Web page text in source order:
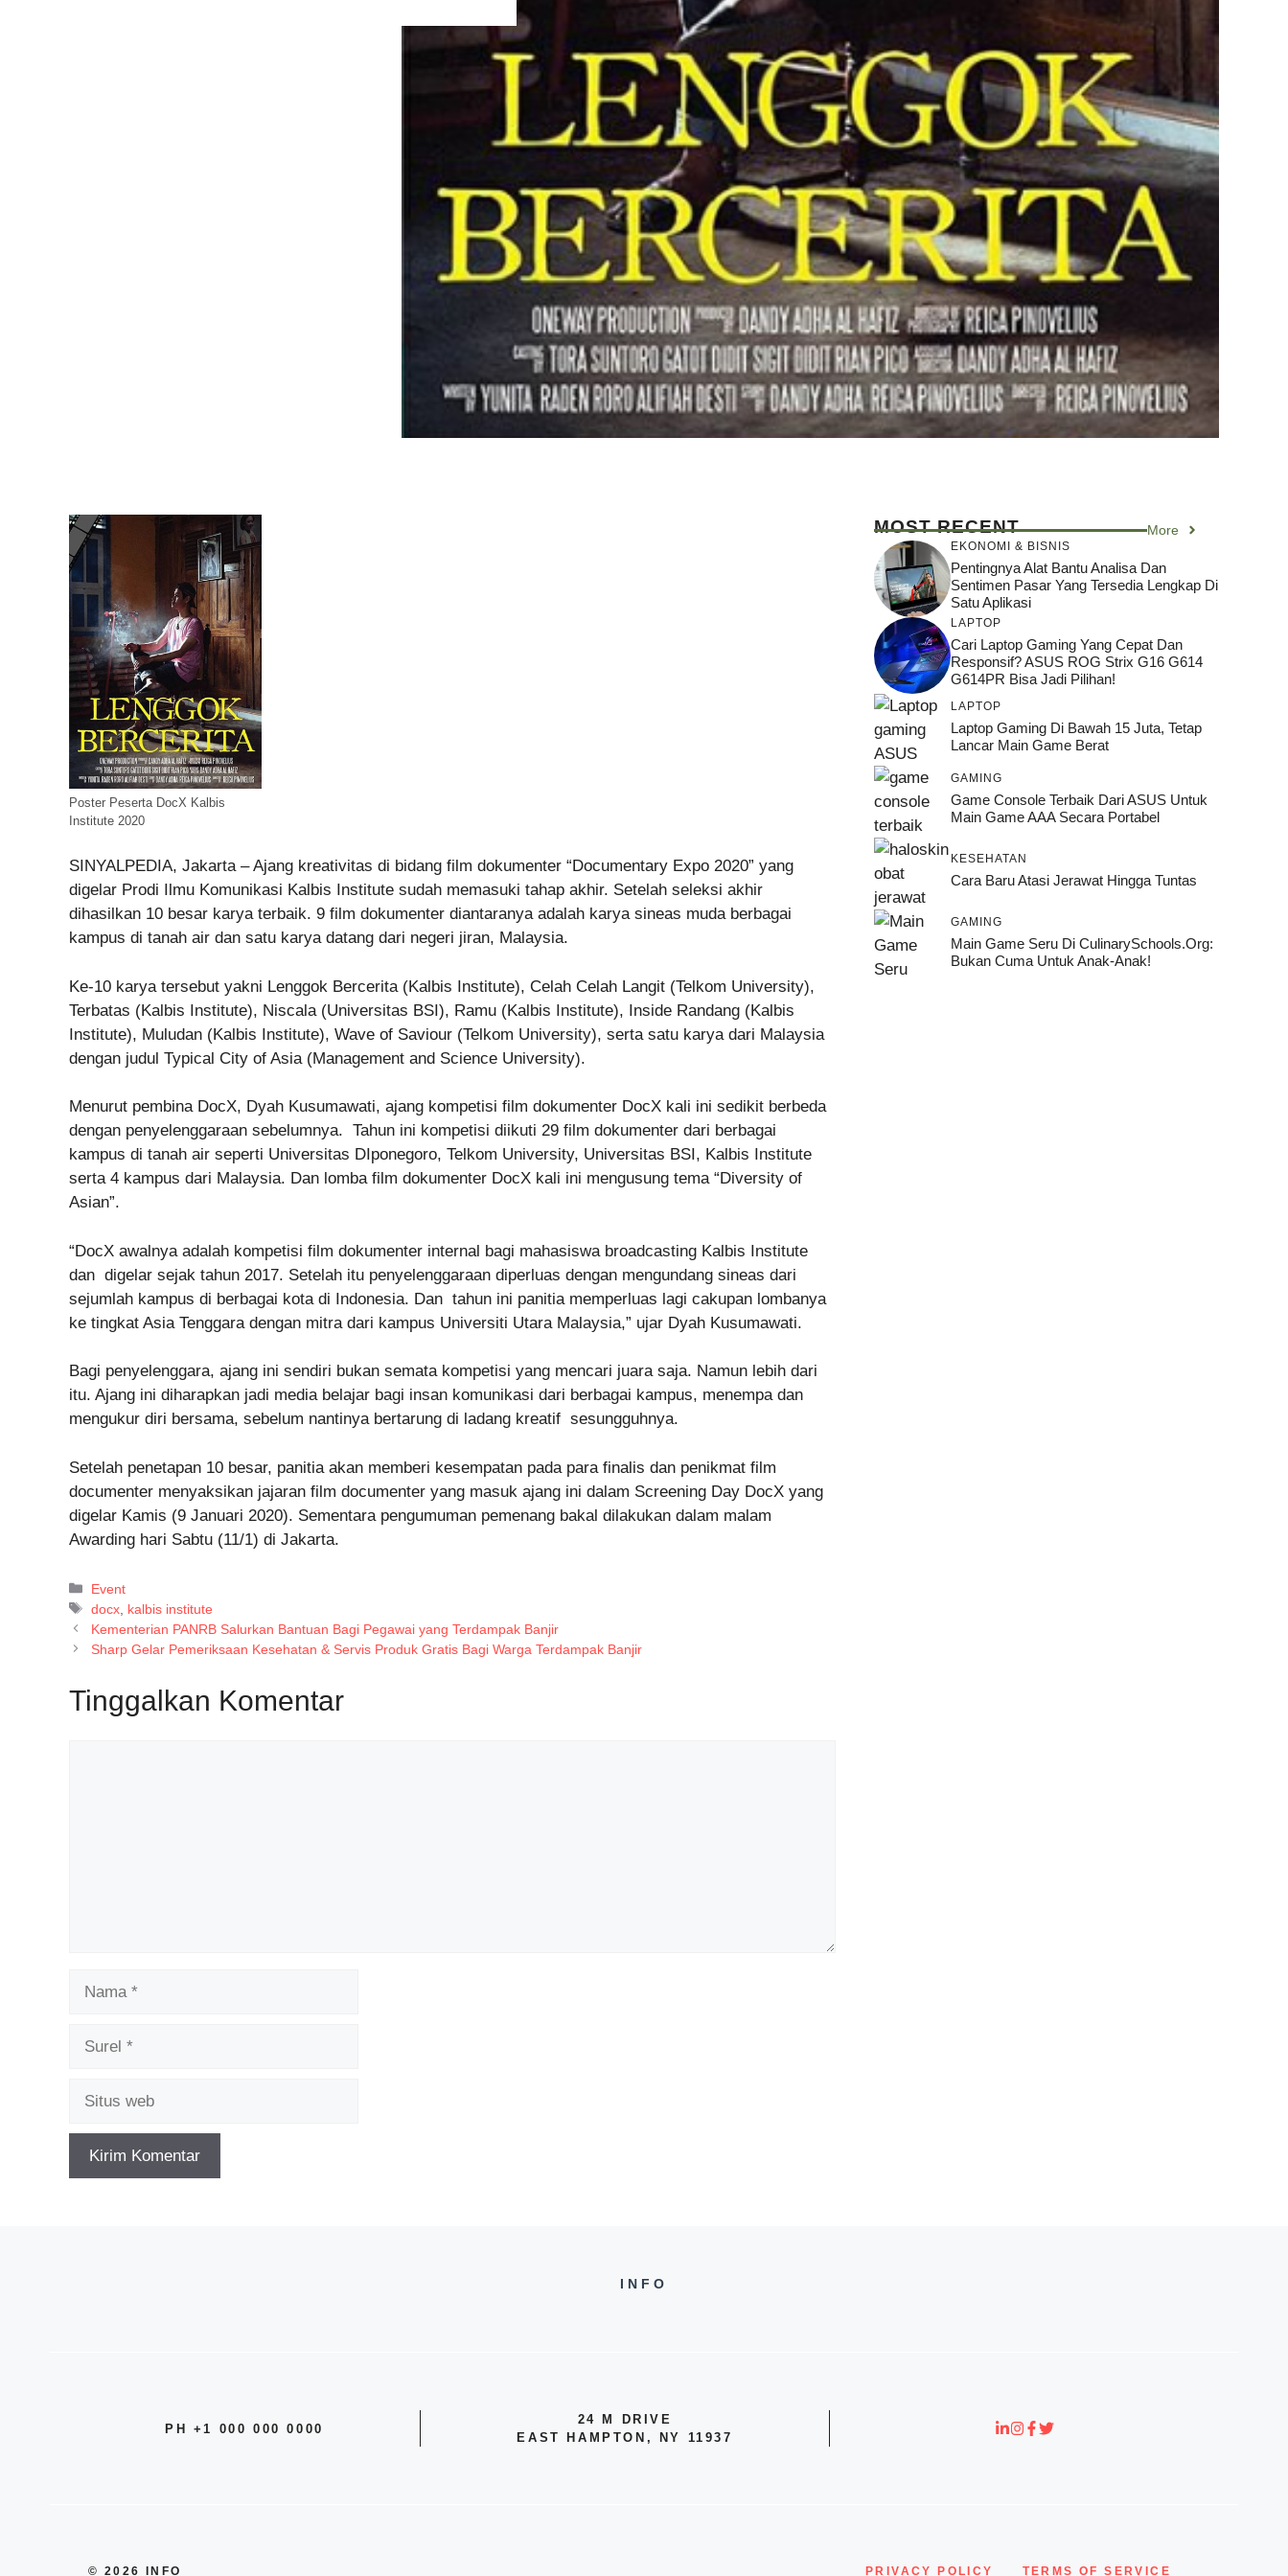
Poster Peserta DocX Kalbis
Institute 2020
SINYALPEDIA, Jakarta – Ajang kreativitas di bidang film dokumenter “Documentary Expo 2020” yang
digelar Prodi Ilmu Komunikasi Kalbis Institute sudah memasuki tahap akhir. Setelah seleksi akhir
dihasilkan 10 besar karya terbaik. 9 film dokumenter diantaranya adalah karya sineas muda berbagai
kampus di tanah air dan satu karya datang dari negeri jiran, Malaysia.
Ke-10 karya tersebut yakni Lenggok Bercerita (Kalbis Institute), Celah Celah Langit (Telkom University),
Terbatas (Kalbis Institute), Niscala (Universitas BSI), Ramu (Kalbis Institute), Inside Randang (Kalbis
Institute), Muludan (Kalbis Institute), Wave of Saviour (Telkom University), serta satu karya dari Malaysia
dengan judul Typical City of Asia (Management and Science University).
Menurut pembina DocX, Dyah Kusumawati, ajang kompetisi film dokumenter DocX kali ini sedikit berbeda
dengan penyelenggaraan sebelumnya. Tahun ini kompetisi diikuti 29 film dokumenter dari berbagai
kampus di tanah air seperti Universitas DIponegoro, Telkom University, Universitas BSI, Kalbis Institute
serta 4 kampus dari Malaysia. Dan lomba film dokumenter DocX kali ini mengusung tema “Diversity of
Asian”.
“DocX awalnya adalah kompetisi film dokumenter internal bagi mahasiswa broadcasting Kalbis Institute
dan digelar sejak tahun 2017. Setelah itu penyelenggaraan diperluas dengan mengundang sineas dari
sejumlah kampus di berbagai kota di Indonesia. Dan tahun ini panitia memperluas lagi cakupan lombanya
ke tingkat Asia Tenggara dengan mitra dari kampus Universiti Utara Malaysia,” ujar Dyah Kusumawati.
Bagi penyelenggara, ajang ini sendiri bukan semata kompetisi yang mencari juara saja. Namun lebih dari
itu. Ajang ini diharapkan jadi media belajar bagi insan komunikasi dari berbagai kampus, menempa dan
mengukur diri bersama, sebelum nantinya bertarung di ladang kreatif sesungguhnya.
Setelah penetapan 10 besar, panitia akan memberi kesempatan pada para finalis dan penikmat film
documenter menyaksikan jajaran film documenter yang masuk ajang ini dalam Screening Day DocX yang
digelar Kamis (9 Januari 2020). Sementara pengumuman pemenang bakal dilakukan dalam malam
Awarding hari Sabtu (11/1) di Jakarta.
Kategori
Event
Tag
docx kalbis institute
Kementerian PANRB Salurkan Bantuan Bagi Pegawai yang Terdampak Banjir
Sharp Gelar Pemeriksaan Kesehatan & Servis Produk Gratis Bagi Warga Terdampak Banjir
Tinggalkan Komentar
MOST RECENT More
EKONOMI & BISNIS
Pentingnya Alat Bantu Analisa Dan
Sentimen Pasar Yang Tersedia Lengkap Di
Satu Aplikasi
LAPTOP
Cari Laptop Gaming Yang Cepat Dan
Responsif? ASUS ROG Strix G16 G614
G614PR Bisa Jadi Pilihan!
LAPTOP
Laptop Gaming Di Bawah 15 Juta, Tetap
Lancar Main Game Berat
GAMING
Game Console Terbaik Dari ASUS Untuk
Main Game AAA Secara Portabel
KESEHATAN
Cara Baru Atasi Jerawat Hingga Tuntas
GAMING
Main Game Seru Di CulinarySchools.org:
Bukan Cuma Untuk Anak-Anak!
INFO
PH +1 000 000 0000
24 M DRIVE
EAST HAMPTON, NY 11937
© 2026 INFO PRIVACY POLICY TERMS OF SERVICE